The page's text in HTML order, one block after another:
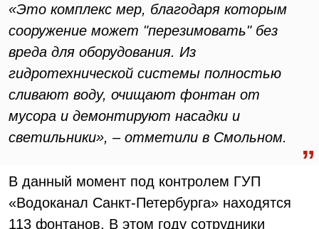
«Это комплекс мер, благодаря которым
сооружение может "перезимовать" без
вреда для оборудования. Из
гидротехнической системы полностью
сливают воду, очищают фонтан от
мусора и демонтируют насадки и
светильники», – отметили в Смольном.
В данный момент под контролем ГУП
«Водоканал Санкт-Петербурга» находятся
113 фонтанов. В этом году сотрудники